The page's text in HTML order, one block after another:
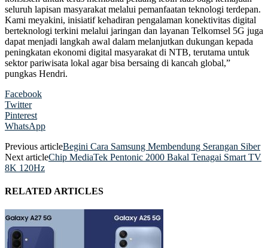
seluruh lapisan masyarakat melalui pemanfaatan teknologi terdepan.
Kami meyakini, inisiatif kehadiran pengalaman konektivitas digital
berteknologi terkini melalui jaringan dan layanan Telkomsel 5G juga
dapat menjadi langkah awal dalam melanjutkan dukungan kepada
peningkatan ekonomi digital masyarakat di NTB, terutama untuk
sektor pariwisata lokal agar bisa bersaing di kancah global,”
pungkas Hendri.
Facebook
Twitter
Pinterest
WhatsApp
Previous articleBegini Cara Samsung Membendung Serangan Siber
Next articleChip MediaTek Pentonic 2000 Bakal Tenagai Smart TV
8K 120Hz
RELATED ARTICLES